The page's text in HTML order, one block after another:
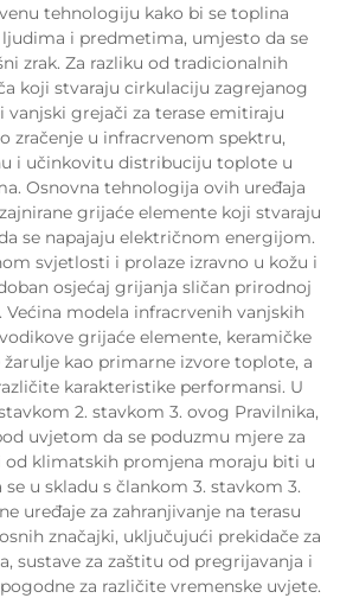
tehnologiju kako bi se toplina
i predmetima, umjesto da se
zrak. Za razliku od tradicionalnih
koji stvaraju cirkulaciju zagrejanog
vanjski grejači za terase emitiraju
zračenje u infracrvenom spektru,
i učinkovitu distribuciju toplote u
Osnovna tehnologija ovih uređaja
grijaće elemente koji stvaraju
se napajaju električnom energijom.
svjetlosti i prolaze izravno u kožu i
osjećaj grijanja sličan prirodnoj
modela infracrvenih vanjskih
grijaće elemente, keramičke
kao primarne izvore toplote, a
karakteristike performansi. U
2. stavkom 3. ovog Pravilnika,
uvjetom da se poduzmu mjere za
od klimatskih promjena moraju biti u
u skladu s člankom 3. stavkom 3.
uređaje za zahranjivanje na terasu
značajki, uključujući prekidače za
sustave za zaštitu od pregrijavanja i
za različite vremenske uvjete.